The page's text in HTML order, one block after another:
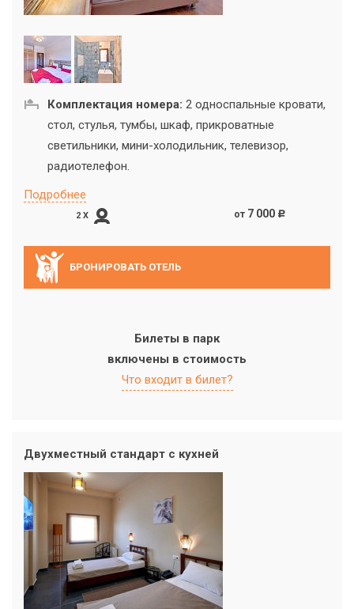
Комплектация номера: 2 односпальные кровати,
стол, стулья, тумбы, шкаф, прикроватные
светильники, мини-холодильник, телевизор,
радиотелефон.
Подробнее
2 X от7 000 c
БРОНИРОВАТЬ ОТЕЛЬ
Билеты в парк
включены в стоимость
Что входит в билет?
Двухместный стандарт с кухней